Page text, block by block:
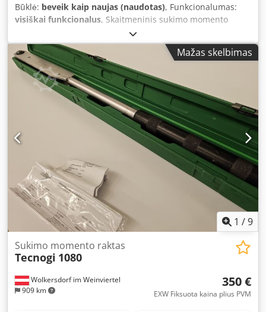
Būklė: beveik kaip naujas (naudotas), Funkcionalumas:
visiškai funkcionalus, Skaitmeninis sukimo momento
raktas Stahlwille Manoskop 730D/65 Matavimo diapazonas:
65 - 650 Nm Dodpfx Akjytqhwjkock
Mažas skelbimas
1 /9
Wolkersdorf im Weinviertel
909 km
Sukimo momento raktas
Tecnogi 1080
350 €
EXW Fiksuota kaina plius PVM